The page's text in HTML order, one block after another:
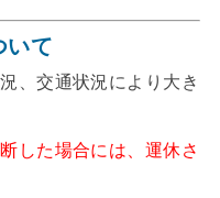
いて
、交通状況により大き
した場合には、運休さ